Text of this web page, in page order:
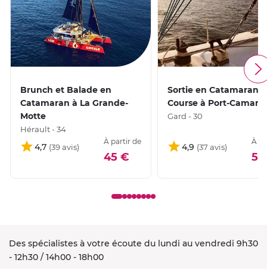
Brunch et Balade en
Catamaran à La Grande-
Motte
Hérault - 34
4,7
À partir de
45 €
Sortie en Catamaran
Course à Port-
Gard - 30
4,9
À
Des spécialistes à votre écoute du lundi au vendredi 9h30
- 12h30 / 14h00 - 18h00